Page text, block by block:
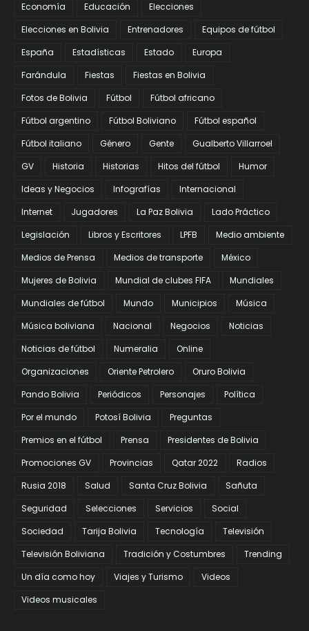
Economía
Educación
Elecciones
Elecciones en Bolivia
Entrenadores
Equipos de fútbol
España
Estadísticas Estado
Europa
Farándula
Fiestas
Fiestas en Bolivia
Fotos de Bolivia
Fútbol
Fútbol africano
Fútbol argentino
Fútbol Boliviano
Fútbol español
Fútbol italiano
Género Gente
Gualberto Villarroel
GV
Historia Historias Hitos del fútbol
Humor
Ideas y Negocios
Infografías
Internacional
Internet
Jugadores La Paz Bolivia
Lado Práctico
Legislación
Libros y Escritores LPFB
Medio ambiente
Medios de Prensa
Medios de transporte
México
Mujeres de Bolivia
Mundial de clubes FIFA
Mundiales
Mundiales de fútbol
Mundo Municipios
Música
Música boliviana
Nacional Negocios
Noticias
Noticias de fútbol
Numeralia
Online
Organizaciones
Oriente Petrolero
Oruro Bolivia
Pando Bolivia
Periódicos Personajes
Política
Por el mundo
Potosí Bolivia
Preguntas
Premios en el fútbol
Prensa
Presidentes de Bolivia
Promociones GV
Provincias Qatar 2022
Radios
Rusia 2018
Salud Santa Cruz Bolivia
Sañuta
Seguridad
Selecciones Servicios
Social
Sociedad
Tarija Bolivia Tecnología
Televisión
Televisión Boliviana
Tradición y Costumbres
Trending
Un día como hoy
Viajes y Turismo
Videos
Videos musicales